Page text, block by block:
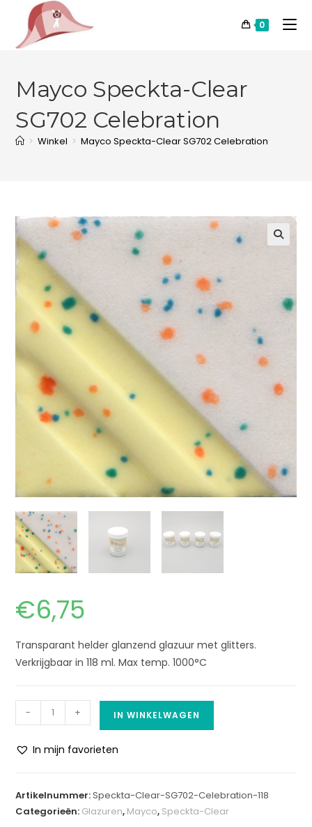
0
Mayco Speckta-Clear
SG702 Celebration
> Winkel > Mayco Speckta-Clear SG702 Celebration
€6,75
Transparant helder glanzend glazuur met glitters.
Verkrijgbaar in 118 ml. Max temp. 1000°C
- + IN WINKELWAGEN
In mijn favorieten
t
e
Artikelnummer:Speckta-Clear-SG702-Celebration-118
Categorieën: Glazuren, Mayco, Speckta-Clear